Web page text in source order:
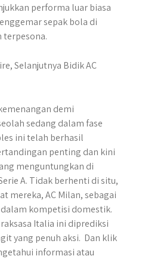
n
e
a
r
performa luar biasa
sepak bola di
terpesona.
demi
sedang dalam fase
ini telah berhasil
penting dan kini
menguntungkan di
A. Tidak berhenti di situ,
mereka, AC Milan, sebagai
kompetisi domestik.
Italia ini diprediksi
yang penuh aksi. Dan klik
informasi atau